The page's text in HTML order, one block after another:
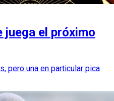
juega el próximo
pero una en particular pica